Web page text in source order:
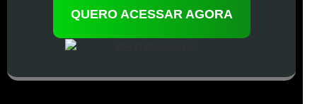
QUERO ACESSAR AGORA